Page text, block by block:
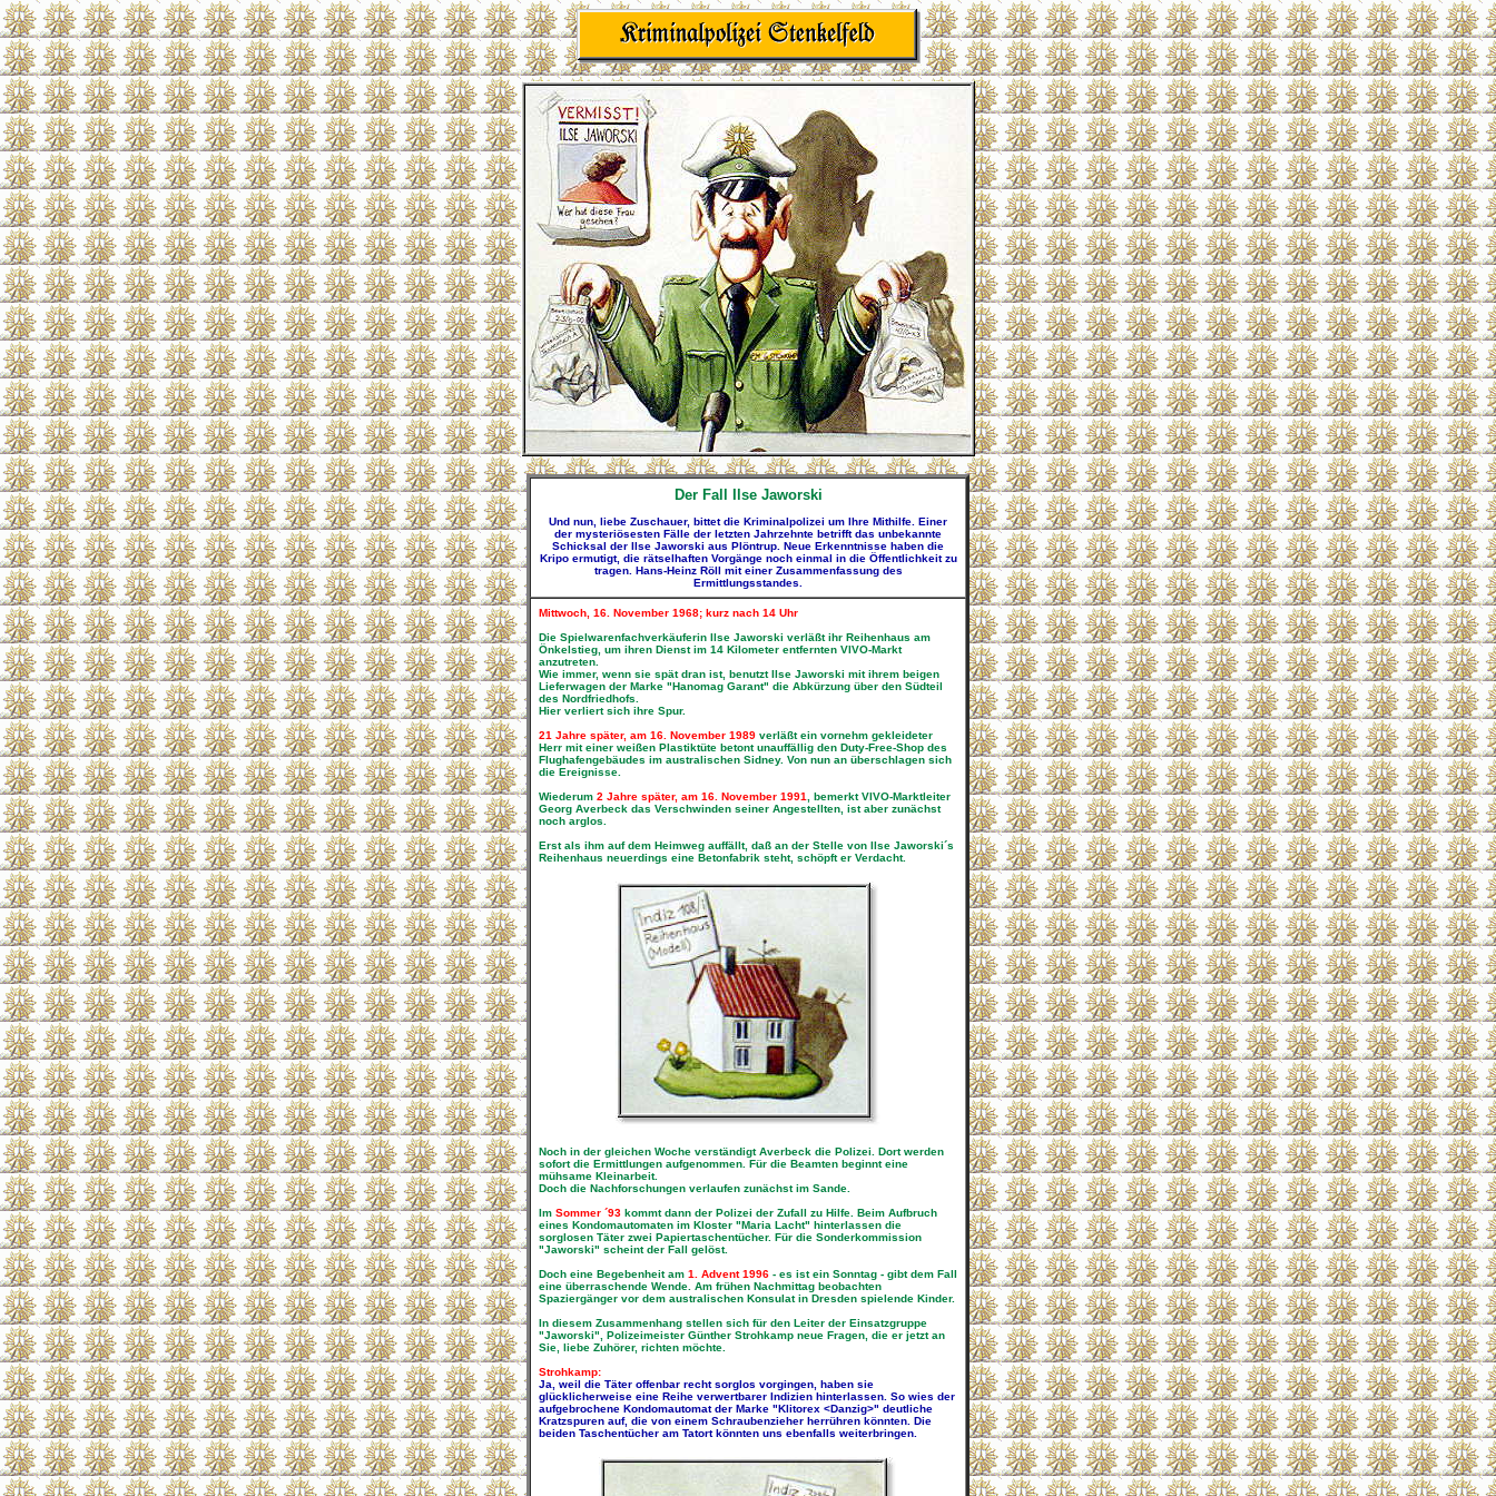
Der Fall Ilse Jaworski
Und nun, liebe Zuschauer, bittet die Kriminalpolizei um Ihre Mithilfe. Einer
der mysteriösesten Fälle der letzten Jahrzehnte betrifft das unbekannte
Schicksal der Ilse Jaworski aus Plöntrup. Neue Erkenntnisse haben die
Kripo ermutigt, die rätselhaften Vorgänge noch einmal in die Öffentlichkeit zu
tragen. Hans-Heinz Röll mit einer Zusammenfassung des
Ermittlungsstandes.
Mittwoch, 16. November 1968; kurz nach 14 Uhr
Die Spielwarenfachverkäuferin Ilse Jaworski verläßt ihr Reihenhaus am
Önkelstieg, um ihren Dienst im 14 Kilometer entfernten VIVO-Markt
anzutreten.
Wie immer, wenn sie spät dran ist, benutzt Ilse Jaworski mit ihrem beigen
Lieferwagen der Marke "Hanomag Garant" die Abkürzung über den Südteil
des Nordfriedhofs.
Hier verliert sich ihre Spur.
21 Jahre später, am 16. November 1989 verläßt ein vornehm gekleideter
Herr mit einer weißen Plastiktüte betont unauffällig den Duty-Free-Shop des
Flughafengebäudes im australischen Sidney. Von nun an überschlagen sich
die Ereignisse.
Wiederum 2 Jahre später, am 16. November 1991
, bemerkt VIVO-Marktleiter
Georg Averbeck das Verschwinden seiner Angestellten, ist aber zunächst
noch arglos.
Erst als ihm auf dem Heimweg auffällt, daß an der Stelle von Ilse Jaworski´s
Reihenhaus neuerdings eine Betonfabrik steht, schöpft er Verdacht.
Noch in der gleichen Woche verständigt Averbeck die Polizei. Dort werden
sofort die Ermittlungen aufgenommen. Für die Beamten beginnt eine
mühsame Kleinarbeit.
Doch die Nachforschungen verlaufen zunächst im Sande.
Im Sommer ´93 kommt dann der Polizei der Zufall zu Hilfe. Beim Aufbruch
eines Kondomautomaten im Kloster "Maria Lacht" hinterlassen die
sorglosen Täter zwei Papiertaschentücher. Für die Sonderkommission
"Jaworski" scheint der Fall gelöst.
Doch eine Begebenheit am 1. Advent 1996 - es ist ein Sonntag - gibt dem Fall
eine überraschende Wende. Am frühen Nachmittag beobachten
Spaziergänger vor dem australischen Konsulat in Dresden spielende Kinder.
In diesem Zusammenhang stellen sich für den Leiter der Einsatzgruppe
"Jaworski", Polizeimeister Günther Strohkamp neue Fragen, die er jetzt an
Sie, liebe Zuhörer, richten möchte.
Strohkamp:
Ja, weil die Täter offenbar recht sorglos vorgingen, haben sie
glücklicherweise eine Reihe verwertbarer Indizien hinterlassen. So wies der
aufgebrochene Kondomautomat der Marke "Klitorex <Danzig>" deutliche
Kratzspuren auf, die von einem Schraubenzieher herrühren könnten. Die
beiden Taschentücher am Tatort könnten uns ebenfalls weiterbringen.